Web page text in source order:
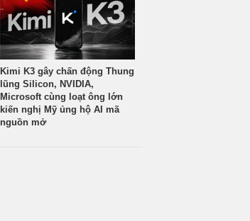
Kimi K3 gây chấn động Thung
lũng Silicon, NVIDIA,
Microsoft cùng loạt ông lớn
kiến nghị Mỹ ủng hộ AI mã
nguồn mở